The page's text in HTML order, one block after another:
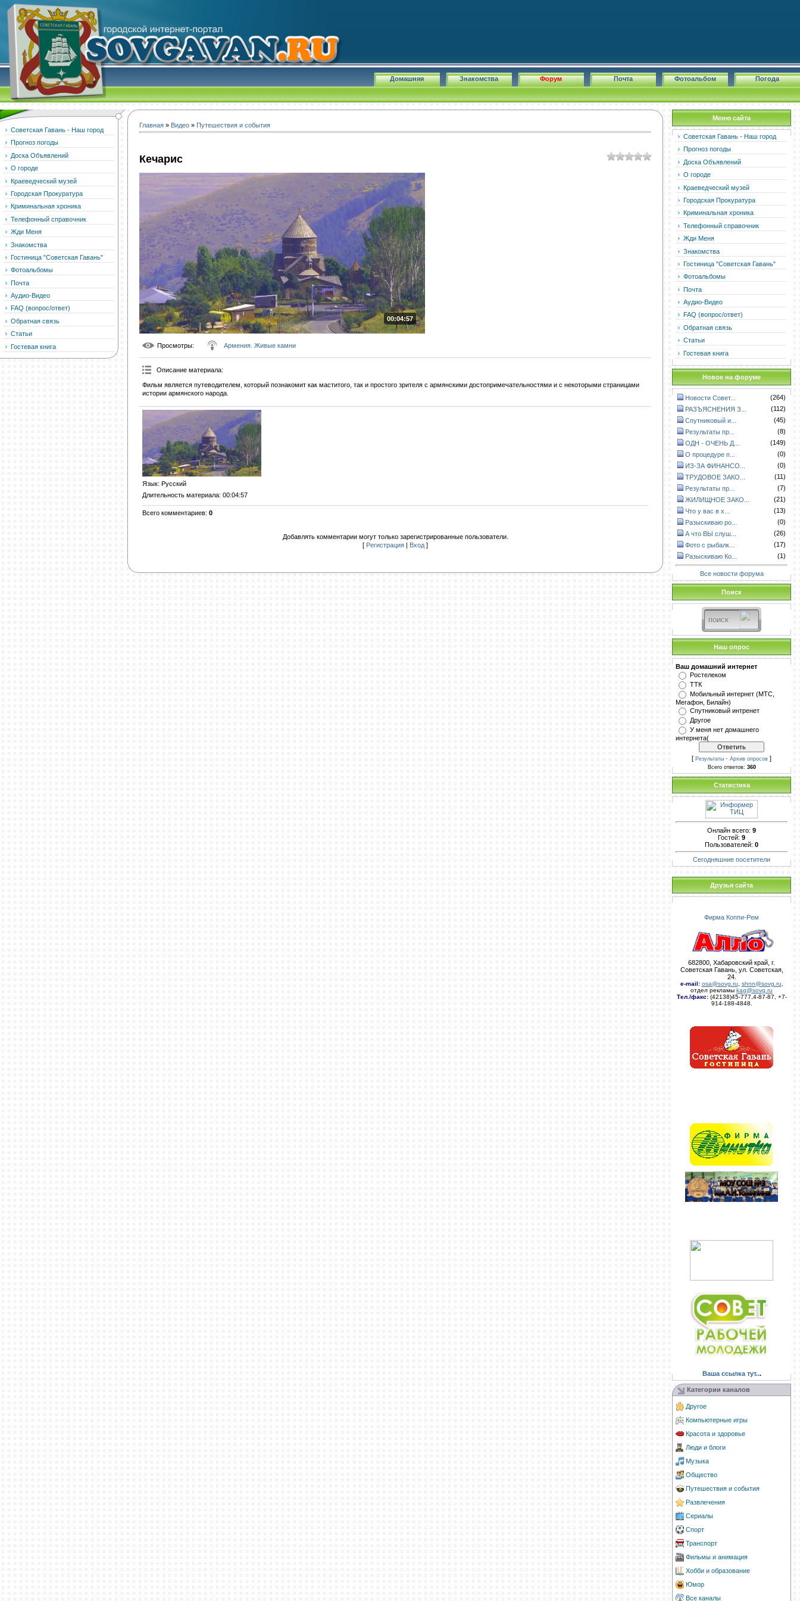
Погода
Фотоальбом
Почта
Форум
Знакомства
Домашняя
Советская Гавань - Наш город
Прогноз погоды
Доска Объявлений
О городе
Краеведческий музей
Городская Прокуратура
Криминальная хроника
Телефонный справочник
Жди Меня
Знакомства
Гостиница "Советская Гавань"
Фотоальбомы
Почта
Аудио-Видео
FAQ (вопрос/ответ)
Обратная связь
Статьи
Гостевая книга
Главная » Видео » Путешествия и события
Кечарис
00:04:57
Просмотры: Армения. Живые камни
Описание материала:
Фильм является путеводителем, который познакомит как маститого, так и простого зрителя с армянскими достопримечательностями и с некоторыми страницами
истории армянского народа.
Язык: Русский
Длительность материала: 00:04:57
Всего комментариев: 0
Добавлять комментарии могут только зарегистрированные пользователи.
[ Регистрация | Вход ]
Меню сайта
Советская Гавань - Наш город
Прогноз погоды
Доска Объявлений
О городе
Краеведческий музей
Городская Прокуратура
Криминальная хроника
Телефонный справочник
Жди Меня
Знакомства
Гостиница "Советская Гавань"
Фотоальбомы
Почта
Аудио-Видео
FAQ (вопрос/ответ)
Обратная связь
Статьи
Гостевая книга
Новое на форуме
Новости Совет...
(264)
РАЗЪЯСНЕНИЯ З...
(112)
Спутниковый и...
(45)
Результаты пр...
(8)
ОДН - ОЧЕНЬ Д...
(149)
О процедуре п...
(0)
ИЗ-ЗА ФИНАНСО...
(0)
ТРУДОВОЕ ЗАКО...
(11)
Результаты пр...
(7)
ЖИЛИЩНОЕ ЗАКО...
(21)
Что у вас в х...
(13)
Разыскиваю ро...
(0)
А что ВЫ слуш...
(26)
Фото с рыбалк...
(17)
Разыскиваю Ко...
(1)
Все новости форума
Поиск
Наш опрос
Ваш домашний интернет
Ростелеком
ТТК
Мобильный интернет (МТС,
Мегафон, Билайн)
Спутниковый интренет
Другое
У меня нет домашнего
интернета(
[ Результаты · Архив опросов ]
Всего ответов: 360
Статистика
Онлайн всего: 9
Гостей: 9
Пользователей: 0
Сегодняшние посетители
Друзья сайта
Фирма Коппи-Рем
682800, Хабаровский край, г.
Советская Гавань, ул. Советская,
24.
e-mail: osa@sovg.ru shnn@sovg.ru
отдел рекламы kag@sovg.ru
Тел./факс:(42138)45-777,4-87-87, +7-
914-188-4848.
Ваша ссылка тут...
Категории каналов
Другое
Компьютерные игры
Красота и здоровье
Люди и блоги
Музыка
Общество
Путешествия и события
Развлечения
Сериалы
Спорт
Транспорт
Фильмы и анимация
Хобби и образование
Юмор
Все каналы